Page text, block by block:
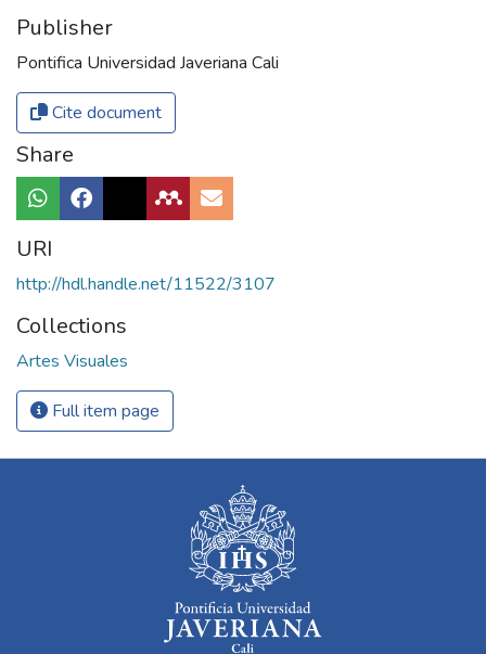
Publisher
Pontifica Universidad Javeriana Cali
Cite document
Share
URI
http://hdl.handle.net/11522/3107
Collections
Artes Visuales
Full item page